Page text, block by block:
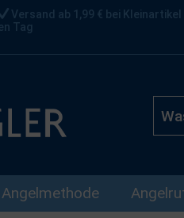
Versand ab 1,99 € bei Kleinartikel
Tag
Angelmethode